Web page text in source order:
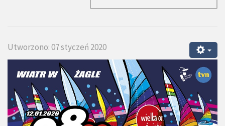
Utworzono: 07 styczeń 2020